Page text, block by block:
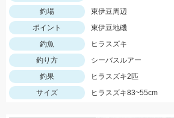
釣場
東伊豆周辺
ポイント
東伊豆地磯
釣魚
ヒラスズキ
釣り方
シーバスルアー
釣果
ヒラスズキ2匹
サイズ
ヒラスズキ83~55cm